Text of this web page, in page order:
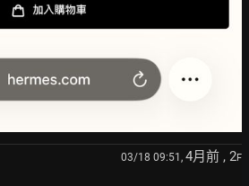
03/18 09:51, 4月前 , 2F